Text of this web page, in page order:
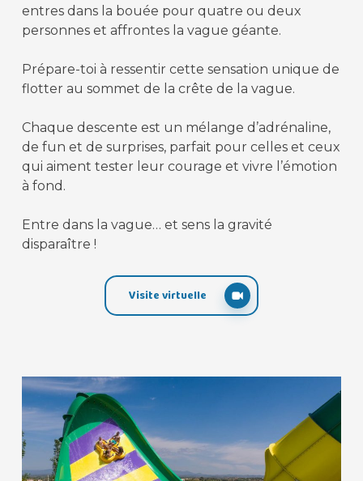
entres dans la bouée pour quatre ou deux
personnes et affrontes la vague géante.
Prépare-toi à ressentir cette sensation unique de
flotter au sommet de la crête de la vague.
Chaque descente est un mélange d’adrénaline,
de fun et de surprises, parfait pour celles et ceux
qui aiment tester leur courage et vivre l’émotion
à fond.
Entre dans la vague… et sens la gravité
disparaître !
Visite virtuelle